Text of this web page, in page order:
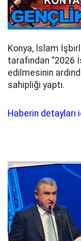
Konya, İslam
tarafından “2026
edilmesinin
sahipliği yaptı.
Haberin detayları